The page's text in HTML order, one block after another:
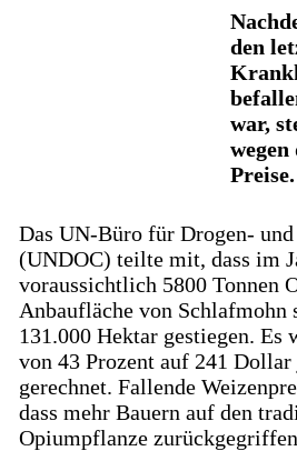
den
war,
Preise.
Das UN-Büro für Drogen-
(UNDOC) teilte mit, dass im
voraussichtlich 5800 Tonnen
Anbaufläche von Schlafmohn
131.000 Hektar gestiegen.
von 43 Prozent auf 241
gerechnet. Fallende
dass mehr Bauern auf den
Opiumpflanze